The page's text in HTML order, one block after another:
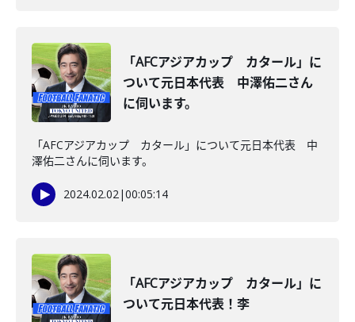
「AFCアジアカップ カタール」に
ついて元日本代表 中澤佑二さん
に伺います。
「AFCアジアカップ カタール」について元日本代表 中
澤佑二さんに伺います。
2024.02.02|00:05:14
「AFCアジアカップ カタール」に
ついて元日本代表！李